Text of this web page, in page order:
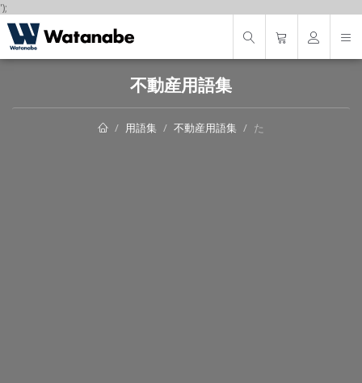
');
不動産用語集
用語集 不動産用語集 た